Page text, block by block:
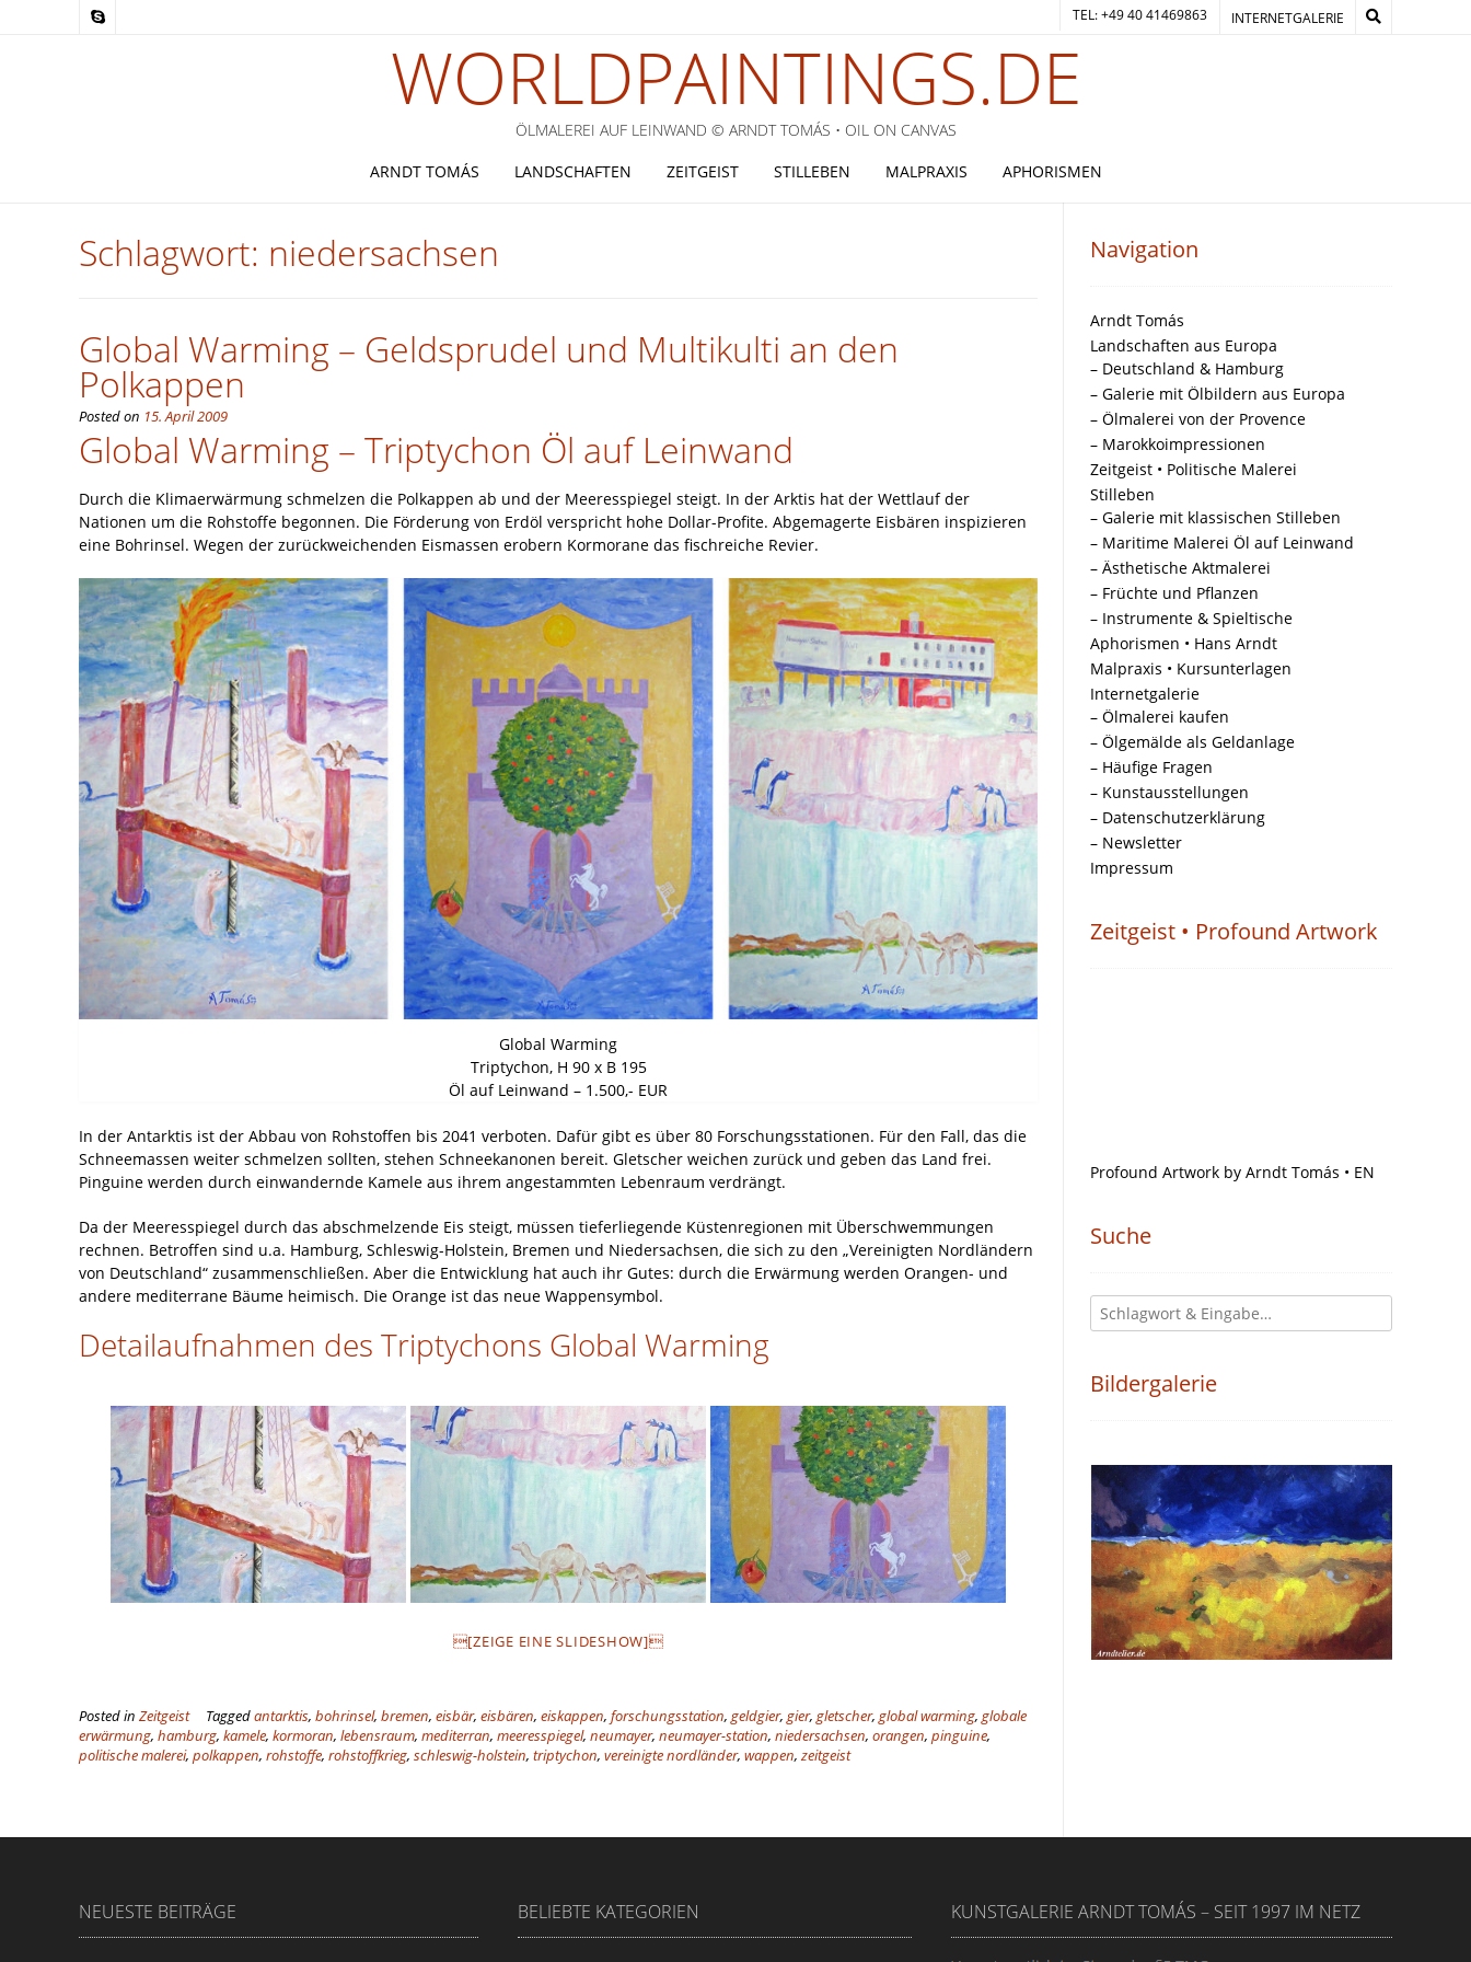
INTERNETGALERIE
TEL: +49 40 41469863
WORLDPAINTINGS.DE
ÖLMALEREI AUF LEINWAND © ARNDT TOMÁS • OIL ON CANVAS
ARNDT TOMÁS
LANDSCHAFTEN ZEITGEIST STILLEBEN MALPRAXIS APHORISMEN
Schlagwort: niedersachsen
Global Warming – Geldsprudel und Multikulti an den
Polkappen
Posted on 15. April 2009
Global Warming – Triptychon Öl auf Leinwand
Durch die Klimaerwärmung schmelzen die Polkappen ab und der Meeresspiegel steigt. In der Arktis hat der Wettlauf der
Nationen um die Rohstoffe begonnen. Die Förderung von Erdöl verspricht hohe Dollar-Profite. Abgemagerte Eisbären inspizieren
eine Bohrinsel. Wegen der zurückweichenden Eismassen erobern Kormorane das fischreiche Revier.
Global Warming
Triptychon, H 90 x B 195
Öl auf Leinwand – 1.500,- EUR
In der Antarktis ist der Abbau von Rohstoffen bis 2041 verboten. Dafür gibt es über 80 Forschungsstationen. Für den Fall, das die
Schneemassen weiter schmelzen sollten, stehen Schneekanonen bereit. Gletscher weichen zurück und geben das Land frei.
Pinguine werden durch einwandernde Kamele aus ihrem angestammten Lebenraum verdrängt.
Da der Meeresspiegel durch das abschmelzende Eis steigt, müssen tieferliegende Küstenregionen mit Überschwemmungen
rechnen. Betroffen sind u.a. Hamburg, Schleswig-Holstein, Bremen und Niedersachsen, die sich zu den „Vereinigten Nordländern
von Deutschland“ zusammenschließen. Aber die Entwicklung hat auch ihr Gutes: durch die Erwärmung werden Orangen- und
andere mediterrane Bäume heimisch. Die Orange ist das neue Wappensymbol.
Detailaufnahmen des Triptychons Global Warming
[ZEIGE EINE SLIDESHOW]
Posted in Zeitgeist Taggedantarktis, bohrinsel, bremen, eisbär, eisbären, eiskappen, forschungsstation, geldgier, gier, gletscher, global warming, globale
erwärmung, hamburg, kamele, kormoran, lebensraum, mediterran, meeresspiegel, neumayer, neumayer-station, niedersachsen, orangen, pinguine,
politische malerei, polkappen, rohstoffe, rohstoffkrieg, schleswig-holstein, triptychon, vereinigte nordländer, wappen, zeitgeist
Navigation
Arndt Tomás
Landschaften aus Europa
– Deutschland & Hamburg
– Galerie mit Ölbildern aus Europa
– Ölmalerei von der Provence
– Marokkoimpressionen
Zeitgeist • Politische Malerei
Stilleben
– Galerie mit klassischen Stilleben
– Maritime Malerei Öl auf Leinwand
– Ästhetische Aktmalerei
– Früchte und Pflanzen
– Instrumente & Spieltische
Aphorismen • Hans Arndt
Malpraxis • Kursunterlagen
Internetgalerie
– Ölmalerei kaufen
– Ölgemälde als Geldanlage
– Häufige Fragen
– Kunstausstellungen
– Datenschutzerklärung
– Newsletter
Impressum
Zeitgeist • Profound Artwork
Profound Artwork by Arndt Tomás • EN
Suche
Bildergalerie
NEUESTE BEITRÄGE BELIEBTE KATEGORIEN KUNSTGALERIE ARNDT TOMÁS – SEIT 1997 IM NETZ